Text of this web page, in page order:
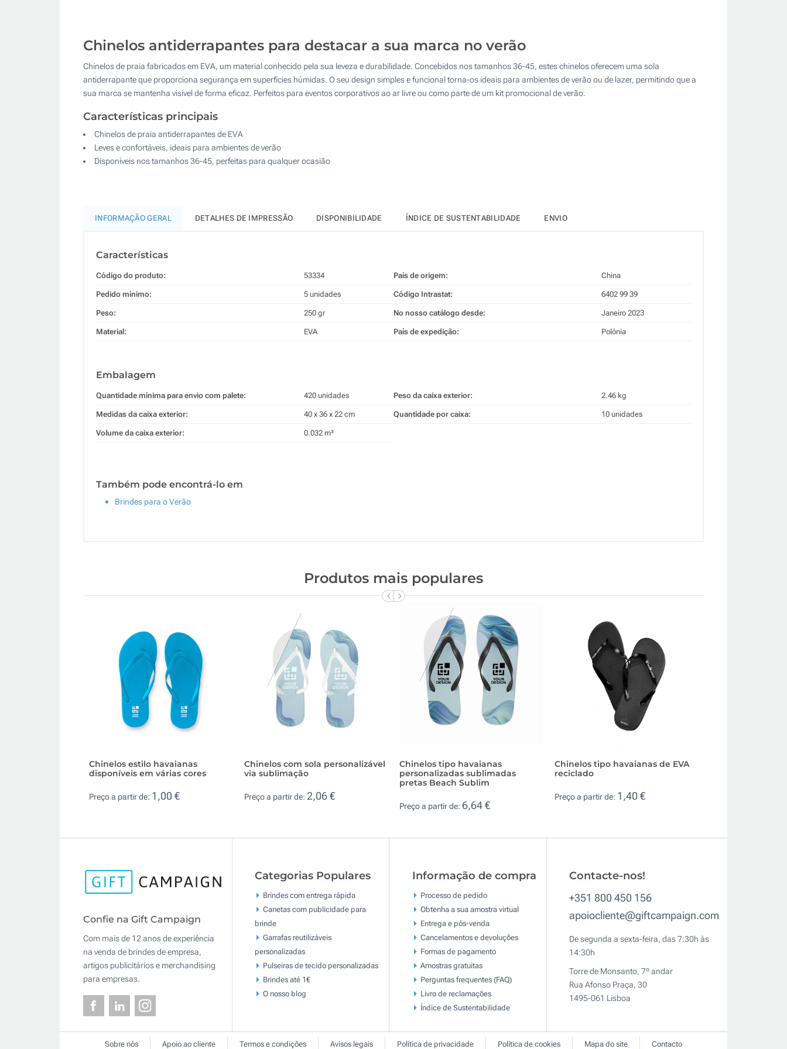
Sem impressão
Chinelos antiderrapantes para destacar a sua marca no verão
Chinelos de praia fabricados em EVA, um material conhecido pela sua leveza e durabilidade. Concebidos nos tamanhos 36-45, estes chinelos oferecem uma sola
antiderrapante que proporciona segurança em superfícies húmidas. O seu design simples e funcional torna-os ideais para ambientes de verão ou de lazer, permitindo que a
sua marca se mantenha visível de forma eficaz. Perfeitos para eventos corporativos ao ar livre ou como parte de um kit promocional de verão.
Características principais
Chinelos de praia antiderrapantes de EVA
Leves e confortáveis, ideais para ambientes de verão
Disponíveis nos tamanhos 36-45, perfeitas para qualquer ocasião
INFORMAÇÃO GERAL DETALHES DE IMPRESSÃO DISPONIBILIDADE ÍNDICE DE SUSTENTABILIDADE ENVIO
Características
Código do produto: 53334
Pedido mínimo: 5 unidades
Peso: 250 gr
Material: EVA
País de origem: China
Código Intrastat: 6402 99 39
No nosso catálogo desde: Janeiro 2023
País de expedição: Polónia
Embalagem
Quantidade mínima para envio com palete: 420 unidades
Medidas da caixa exterior: 40 x 36 x 22 cm
Volume da caixa exterior: 0.032 m³
Peso da caixa exterior: 2.46 kg
Quantidade por caixa: 10 unidades
Também pode encontrá-lo em
Brindes para o Verão
Produtos mais populares
Chinelos estilo havaianas
disponíveis em várias cores
Preço a partir de: 1,00 €
Chinelos com sola personalizável
via sublimação
Preço a partir de: 2,06 €
Chinelos tipo havaianas
personalizadas sublimadas
pretas Beach Sublim
Preço a partir de: 6,64 €
Chinelos tipo havaianas de EVA
reciclado
Preço a partir de: 1,40 €
Confie na Gift Campaign
Com mais de 12 anos de experiência
na venda de brindes de empresa,
artigos publicitários e merchandising
para empresas.
Categorias Populares
Brindes com entrega rápida
Canetas com publicidade para
brinde
Garrafas reutilizáveis
personalizadas
Pulseiras de tecido personalizadas
Brindes até 1€
O nosso blog
Informação de compra
Processo de pedido
Obtenha a sua amostra virtual
Entrega e pós-venda
Cancelamentos e devoluções
Formas de pagamento
Amostras gratuitas
Perguntas frequentes (FAQ)
Livro de reclamaçōes
Índice de Sustentabilidade
Contacte-nos!
+351 800 450 156
apoiocliente@giftcampaign.com
De segunda a sexta-feira, das 7:30h às
14:30h
Torre de Monsanto, 7º andar
Rua Afonso Praça, 30
1495-061 Lisboa
Sobre nós Apoio ao cliente Termos e condições Avisos legais Política de privacidade Política de cookies Mapa do site Contacto